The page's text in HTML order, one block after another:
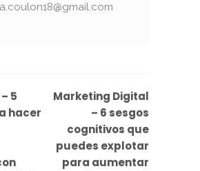
5
hacer
Marketing Digital
– 6 sesgos
cognitivos que
puedes explotar
para aumentar